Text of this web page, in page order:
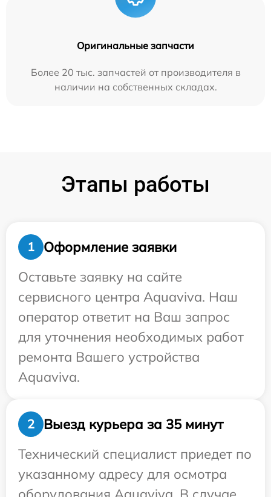
Оригинальные запчасти
Более 20 тыс. запчастей от производителя в
наличии на собственных складах.
Этапы работы
1
Оформление заявки
Оставьте заявку на сайте
сервисного центра Aquaviva. Наш
оператор ответит на Ваш запрос
для уточнения необходимых работ
ремонта Вашего устройства
Aquaviva.
2
Выезд курьера за 35 минут
Технический специалист приедет по
указанному адресу для осмотра